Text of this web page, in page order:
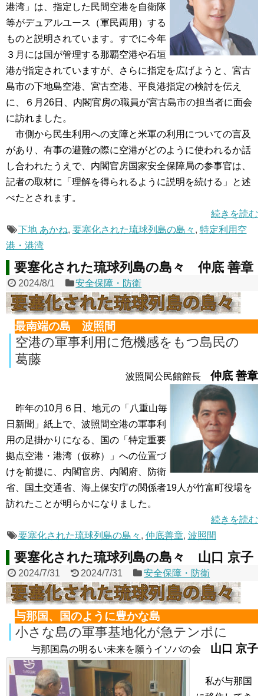
港湾」は、指定した民間空港を自衛隊
等がデュアルユース（軍民両用）する
ものと説明されています。すでに今年
３月には国が管理する那覇空港や石垣
港が指定されていますが、さらに指定を広げようと、宮古
島市の下地島空港、宮古空港、平良港指定の検討を伝え
に、６月26日、内閣官房の職員が宮古島市の担当者に面会
に訪れました。
市側から民生利用への支障と米軍の利用についての言及
があり、有事の避難の際に空港がどのように使われるか話
し合われたうえで、内閣官房国家安全保障局の参事官は、
記者の取材に「理解を得られるように説明を続ける」と述
べたとされます。
続きを読む
下地 あかね, 要塞化された琉球列島の島々 , 特定利用空
港・港湾
要塞化された琉球列島の島々 仲底 善章
2024/8/1 安全保障・防衛
最南端の島 波照間
空港の軍事利用に危機感をもつ島民の
葛藤
波照間公民館館長 仲底 善章
昨年の10月６日、地元の「八重山毎
日新聞」紙上で、波照間空港の軍事利
用の足掛かりになる、国の「特定重要
拠点空港・港湾（仮称）」への位置づ
けを前提に、内閣官房、内閣府、防衛
省、国土交通省、海上保安庁の関係者19人が竹富町役場を
訪れたことが明らかになりました。
続きを読む
要塞化された琉球列島の島々 , 仲底善章, 波照間
要塞化された琉球列島の島々 山口 京子
2024/7/31 2024/7/31 安全保障・防衛
与那国、国のように豊かな島
小さな島の軍事基地化が急テンポに
与那国島の明るい未来を願うイソバの会 山口 京子
私が与那国